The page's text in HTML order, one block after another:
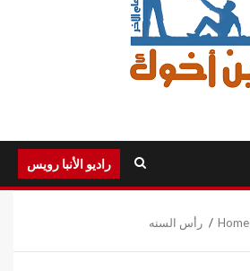
راديو الأنبا رويس
Home رأس السنه